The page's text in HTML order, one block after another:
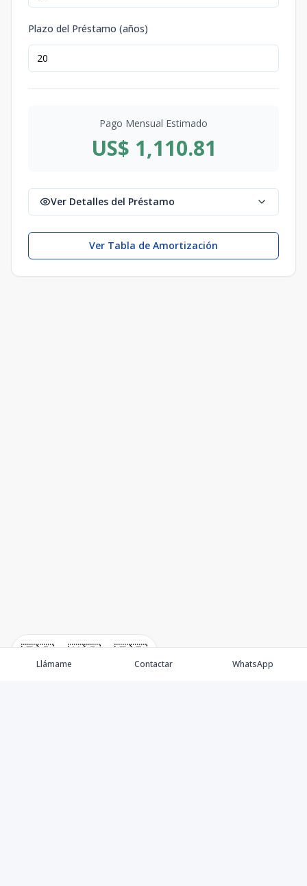
🇪🇸 🇺🇸 🇫🇷
Plazo del Préstamo (años)
Pago Mensual Estimado
US$ 1,110.81
Ver Detalles del Préstamo
Ver Tabla de Amortización
Llámame Contactar WhatsApp